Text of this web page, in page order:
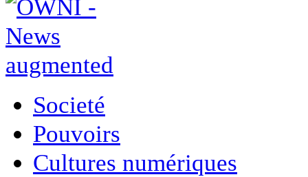
Societé
Pouvoirs
Cultures numériques